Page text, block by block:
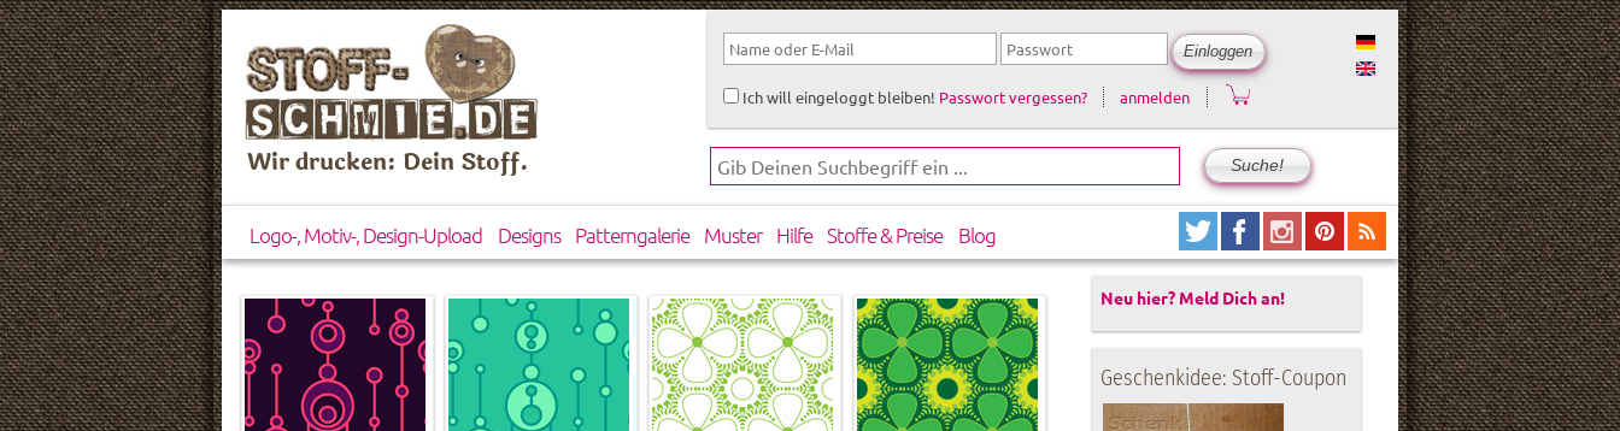
Wir drucken: Dein Stoff.
Ich will eingeloggt bleiben! Passwort vergessen? anmelden
Logo-, Motiv-, Design-Upload Designs Patterngalerie Muster Hilfe Stoffe & Preise Blog
Neu hier? Meld Dich an!
Geschenkidee: Stoff-Coupon